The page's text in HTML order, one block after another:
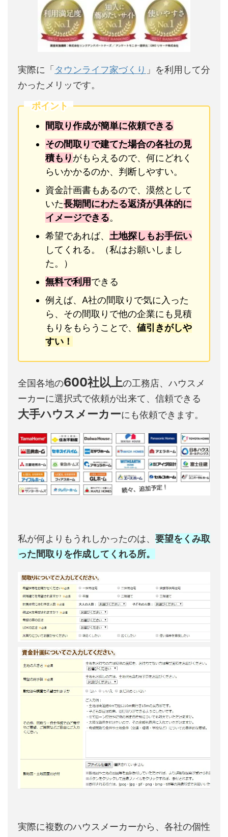
実際に「タウンライフ家づくり 」を利用して分
かったメリッです。
ポイント
間取り作成が簡単に依頼できる
その間取りで建てた場合の各社の見
積もりがもらえるので、何にどれく
らいかかるのか、判断しやすい。
資金計画書もあるので、漠然として
いた長期間にわたる返済が具体的に
イメージできる。
希望であれば、 土地探しもお手伝い
してくれる。（私はお願いしまし
た。）
無料で利用できる
例えば、A社の間取りで気に入った
ら、その間取りで他の企業にも見積
もりをもらうことで、 値引きがしや
すい！
全国各地の600社以上の工務店、ハウスメ
ーカーに選択式で依頼が出来て、信頼できる
大手ハウスメーカーにも依頼できます。
私が何よりもうれしかったのは、 要望をくみ取
った間取りを作成してくれる所。
実際に複数のハウスメーカーから、各社の個性